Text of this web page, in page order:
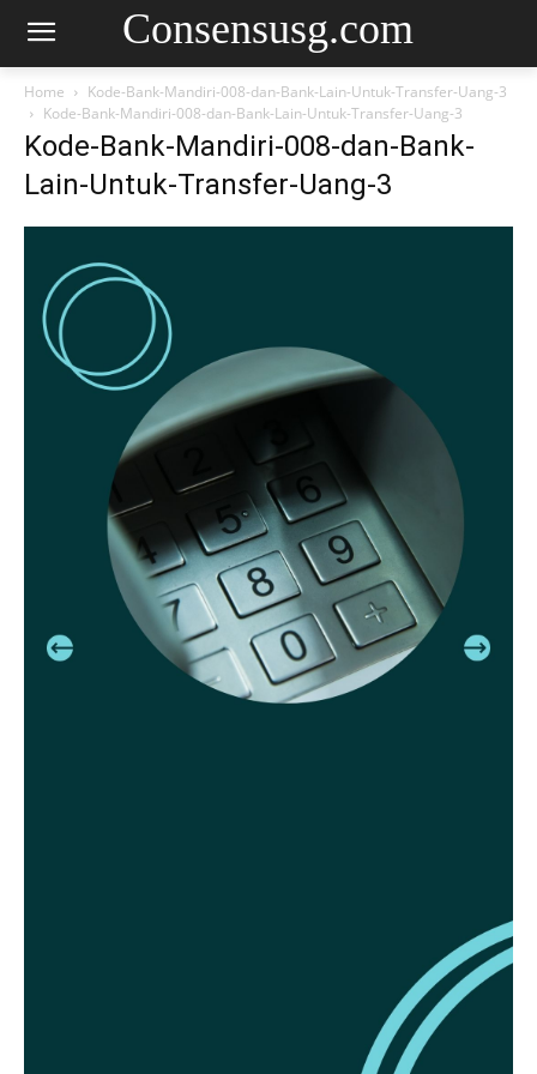
Consensusg.com
Home
Kode-Bank-Mandiri-008-dan-Bank-Lain-Untuk-Transfer-Uang-3
Kode-Bank-Mandiri-008-dan-Bank-Lain-Untuk-Transfer-Uang-3
Kode-Bank-Mandiri-008-dan-Bank-
Lain-Untuk-Transfer-Uang-3